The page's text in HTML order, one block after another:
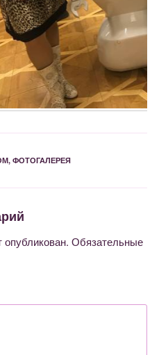
, ФОТОГАЛЕРЕЯ
Обязательные